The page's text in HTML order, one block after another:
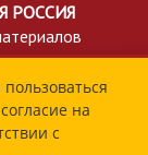
РОССИЯ
по
на
с